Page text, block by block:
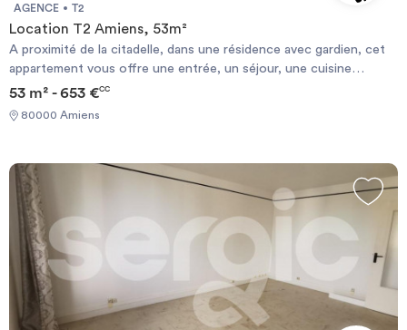
AGENCE T2
Location T2 Amiens, 53m²
A proximité de la citadelle, dans une résidence avec gardien, cet
appartement vous offre une entrée, un séjour, une cuisine
aménagée, une chambre et une salle de bains. L'appartement
dispose d'un parking. Le chauffage est collectif. N'hésitez pas à
candidater en ligne sur SERGIC.COM Les informations sur les
Géorisque : https://www.georisques.gouv.fr
53 m² - 653 €CC
80000 Amiens